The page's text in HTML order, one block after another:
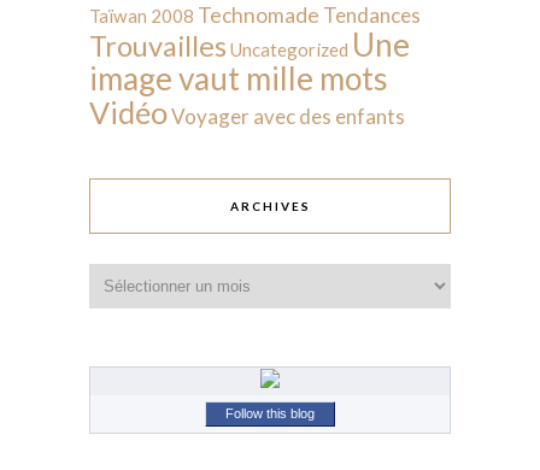
Taïwan 2008 Technomade Tendances
Trouvailles Uncategorized Une
image vaut mille mots
VidéoVoyager avec des enfants
ARCHIVES
Follow this blog